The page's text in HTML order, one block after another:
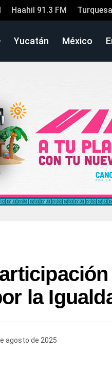
Haahil 91.3 FM
Yucatán México
la
agosto de 2025